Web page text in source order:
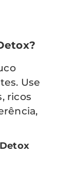
Use
ricos